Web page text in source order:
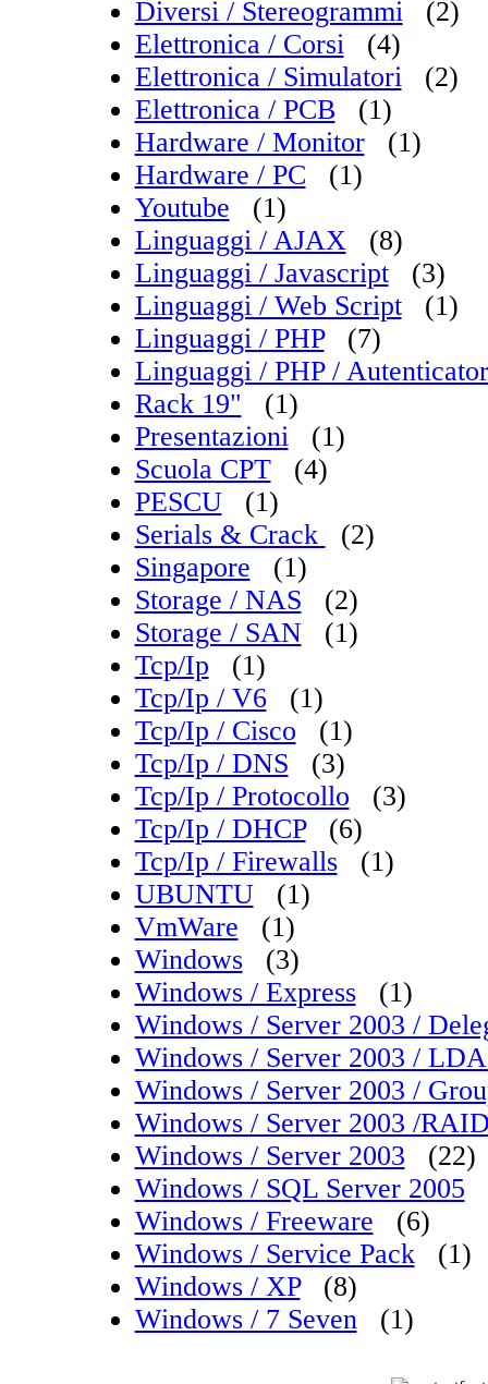
Diversi / Stereogrammi
(2)
Elettronica / Corsi
(4)
Elettronica / Simulatori
(2)
Elettronica / PCB
(1)
Hardware / Monitor
(1)
Hardware / PC
(1)
Youtube
(1)
Linguaggi / AJAX
(8)
Linguaggi / Javascript
(3)
Linguaggi / Web Script
(1)
Linguaggi / PHP
(7)
Linguaggi / PHP /
Rack 19"
(1)
Presentazioni
(1)
Scuola CPT
(4)
PESCU
(1)
Serials & Crack
(2)
Singapore
(1)
Storage / NAS
(2)
Storage / SAN
(1)
Tcp/Ip
(1)
Tcp/Ip / V6
(1)
Tcp/Ip / Cisco
(1)
Tcp/Ip / DNS
(3)
Tcp/Ip / Protocollo
(3)
Tcp/Ip / DHCP
(6)
Tcp/Ip / Firewalls
(1)
UBUNTU
(1)
VmWare
(1)
Windows
(3)
Windows / Express
(1)
Windows / Server 2003 /
Windows / Server 2003 /
Windows / Server 2003 /
Windows / Server 2003 /
Windows / Server 2003
(22)
Windows / SQL Server 2005
Windows / Freeware
(6)
Windows / Service Pack
(1)
Windows / XP
(8)
Windows / 7 Seven
(1)